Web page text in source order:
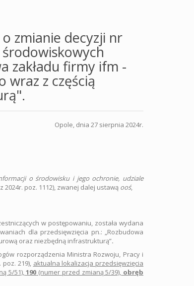
zmianie decyzji nr
środowiskowych
zakładu firmy ifm -
z częścią
Opole, dnia 27 sierpnia 2024r.
o środowisku i jego ochronie, udziale
2024r. poz. 1112), zwanej dalej ustawą ooś,
w postępowaniu, została wydana
dla przedsięwzięcia pn.: „Rozbudowa
oraz niezbędną infrastrukturą”.
rozporządzenia Ministra Rozwoju, Pracy i
poz. 219), aktualna lokalizacja przedsięwzięcia
5/51),190 (numer przed zmianą 5/39), obręb